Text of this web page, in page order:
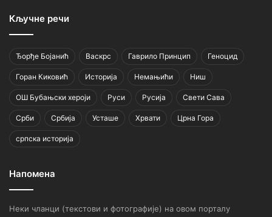
Кључне речи
Ђорђе Бојанић Васкрс Гаврило Принцип Геноцид
Горан Киковић Историја Немањићи Ниш
ОШ Бубањски хероји Руси Русија Свети Сава
Срби Србија Усташе Хрвати Црна Гора
српска историја
Напомена
Неки чланци (текстови и фотографије) на овом порталу